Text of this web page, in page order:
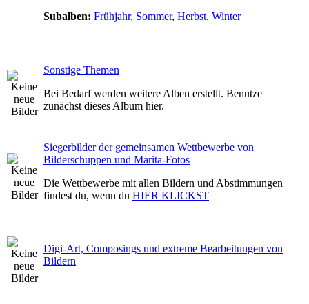
Subalben: Frühjahr, Sommer, Herbst, Winter
Sonstige Themen
Bei Bedarf werden weitere Alben erstellt. Benutze
zunächst dieses Album hier.
Siegerbilder der gemeinsamen Wettbewerbe von
Bilderschuppen und Marita-Fotos
Die Wettbewerbe mit allen Bildern und Abstimmungen
findest du, wenn du HIER KLICKST
Digi-Art, Composings und extreme Bearbeitungen von
Bildern